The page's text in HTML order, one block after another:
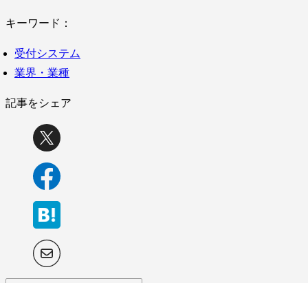
キーワード：
受付システム
業界・業種
記事をシェア